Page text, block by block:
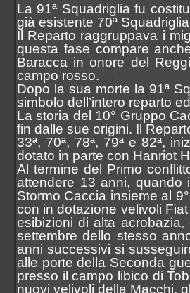
La 91ª Squadriglia fu
già esistente 70ª
Il Reparto raggruppava i
questa fase compare
Baracca in onore del
campo rosso.
Dopo la sua morte la 91ª
simbolo dell’intero reparto
La storia del 10° Gruppo
fin dalle sue origini. Il
33ª, 70ª, 78ª, 79ª e 82ª,
dotato in parte con Hanriot
Al termine del Primo
attendere 13 anni, quando
Stormo Caccia insieme al
con in dotazione velivoli
esibizioni di alta
settembre dello stesso
anni successivi si
alle porte della Seconda
presso il campo libico di
nuovi velivoli della Macchi,